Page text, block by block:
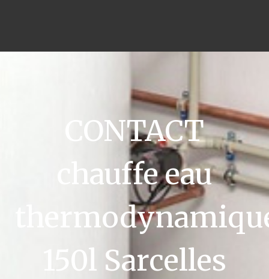
CONTACT
chauffe eau
150l Sarcelles